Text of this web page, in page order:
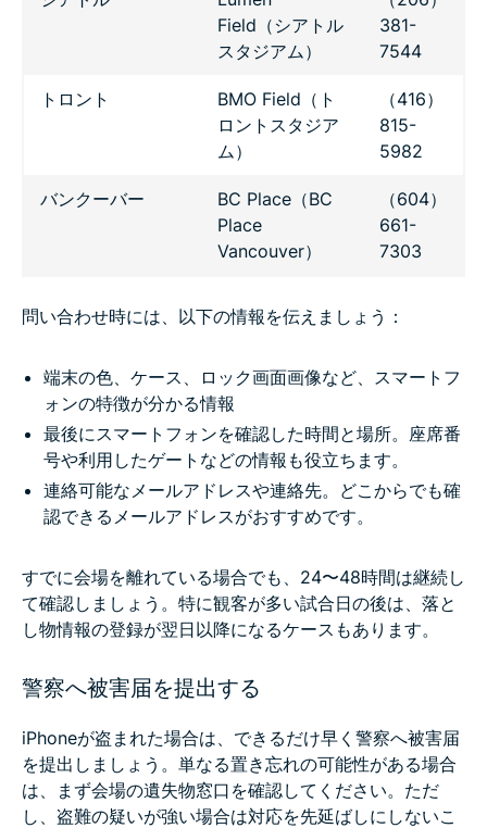
Field（シアトル
スタジアム）
381-
7544
トロント
BMO Field（ト
ロントスタジア
ム）
（416）
815-
5982
バンクーバー
BC Place（BC
Place
Vancouver）
（604）
661-
7303
問い合わせ時には、以下の情報を伝えましょう：
端末の色、ケース、ロック画面画像など、スマートフ
ォンの特徴が分かる情報
最後にスマートフォンを確認した時間と場所。座席番
号や利用したゲートなどの情報も役立ちます。
連絡可能なメールアドレスや連絡先。どこからでも確
認できるメールアドレスがおすすめです。
すでに会場を離れている場合でも、24〜48時間は継続し
て確認しましょう。特に観客が多い試合日の後は、落と
し物情報の登録が翌日以降になるケースもあります。
警察へ被害届を提出する
iPhoneが盗まれた場合は、できるだけ早く警察へ被害届
を提出しましょう。単なる置き忘れの可能性がある場合
は、まず会場の遺失物窓口を確認してください。ただ
し、盗難の疑いが強い場合は対応を先延ばしにしないこ